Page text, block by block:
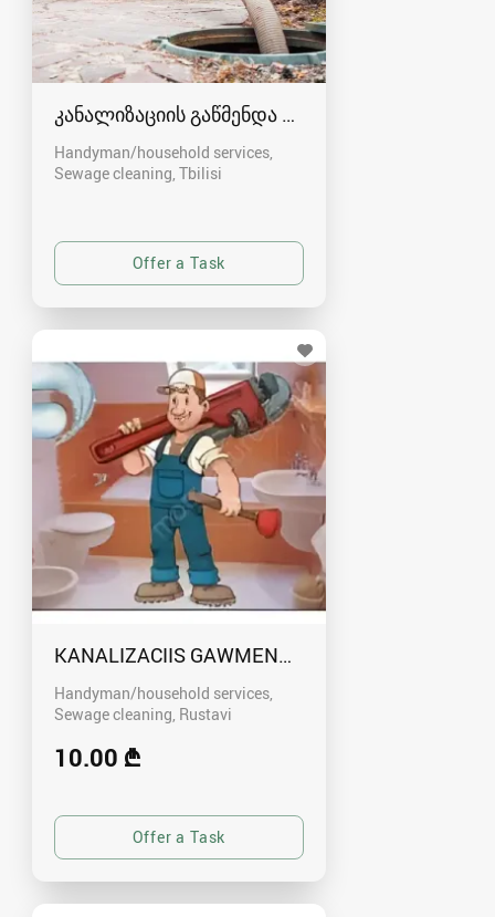
კანალიზაციის გაწმენდა თბილისი 557554000
Handyman/household services,
Sewage cleaning Tbilisi
KANALIZACIIS GAWMENDA RUSTAVSHI -
Handyman/household services,
Sewage cleaning Rustavi
10.00 ₾